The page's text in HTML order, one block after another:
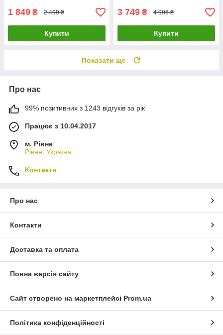
1 849 ₴ 2 499 ₴
Купити
3 749 ₴ 4 996 ₴
Купити
Показати ще
Про нас
99% позитивних з 1243 відгуків за рік
Працює з 10.04.2017
м. Рівне
Рівне, Україна
Контакти
Про нас
Контакти
Доставка та оплата
Повна версія сайту
Сайт створено на маркетплейсі Prom.ua
Політика конфіденційності